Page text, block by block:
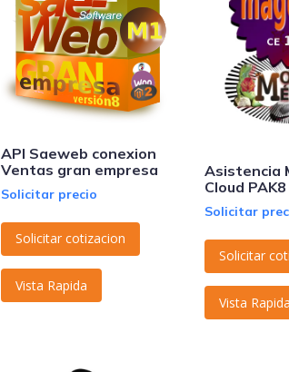
API Saeweb conexion
Ventas gran empresa
Solicitar precio
Solicitar cotizacion
Vista Rapida
Asistencia
Cloud
Solicitar
Solicitar
Vista Rapida